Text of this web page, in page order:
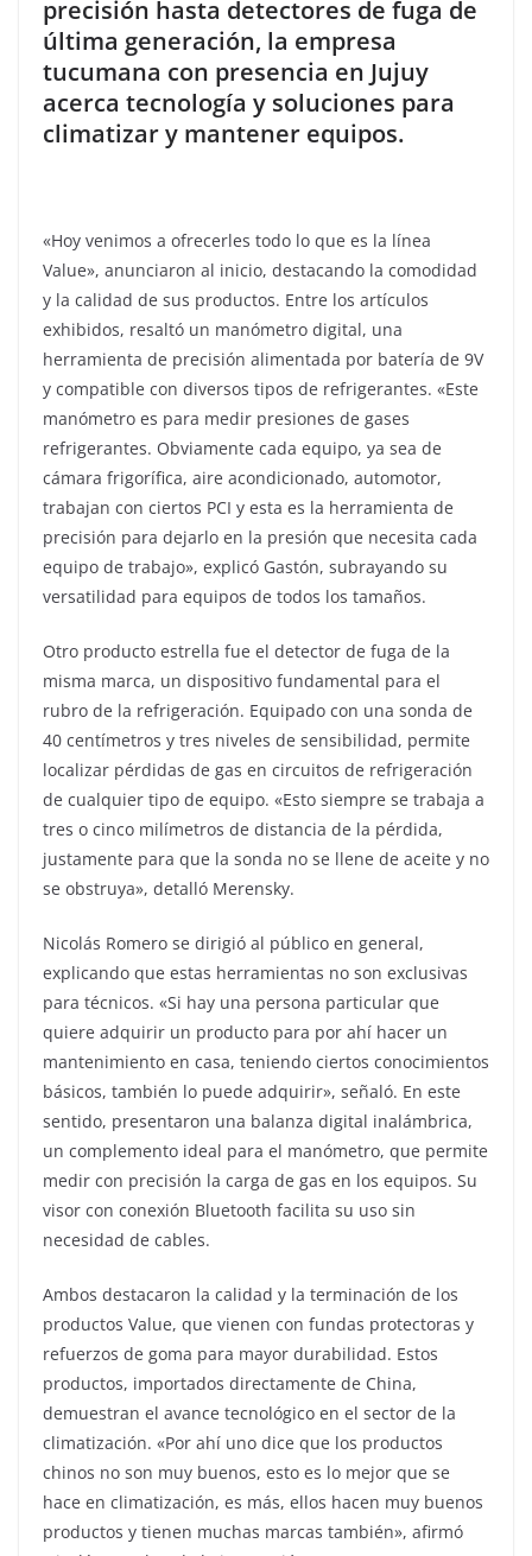
precisión hasta detectores de fuga de
última generación, la empresa
tucumana con presencia en Jujuy
acerca tecnología y soluciones para
climatizar y mantener equipos.
«Hoy venimos a ofrecerles todo lo que es la línea
Value», anunciaron al inicio, destacando la comodidad
y la calidad de sus productos. Entre los artículos
exhibidos, resaltó un manómetro digital, una
herramienta de precisión alimentada por batería de 9V
y compatible con diversos tipos de refrigerantes. «Este
manómetro es para medir presiones de gases
refrigerantes. Obviamente cada equipo, ya sea de
cámara frigorífica, aire acondicionado, automotor,
trabajan con ciertos PCI y esta es la herramienta de
precisión para dejarlo en la presión que necesita cada
equipo de trabajo», explicó Gastón, subrayando su
versatilidad para equipos de todos los tamaños.
Otro producto estrella fue el detector de fuga de la
misma marca, un dispositivo fundamental para el
rubro de la refrigeración. Equipado con una sonda de
40 centímetros y tres niveles de sensibilidad, permite
localizar pérdidas de gas en circuitos de refrigeración
de cualquier tipo de equipo. «Esto siempre se trabaja a
tres o cinco milímetros de distancia de la pérdida,
justamente para que la sonda no se llene de aceite y no
se obstruya», detalló Merensky.
Nicolás Romero se dirigió al público en general,
explicando que estas herramientas no son exclusivas
para técnicos. «Si hay una persona particular que
quiere adquirir un producto para por ahí hacer un
mantenimiento en casa, teniendo ciertos conocimientos
básicos, también lo puede adquirir», señaló. En este
sentido, presentaron una balanza digital inalámbrica,
un complemento ideal para el manómetro, que permite
medir con precisión la carga de gas en los equipos. Su
visor con conexión Bluetooth facilita su uso sin
necesidad de cables.
Ambos destacaron la calidad y la terminación de los
productos Value, que vienen con fundas protectoras y
refuerzos de goma para mayor durabilidad. Estos
productos, importados directamente de China,
demuestran el avance tecnológico en el sector de la
climatización. «Por ahí uno dice que los productos
chinos no son muy buenos, esto es lo mejor que se
hace en climatización, es más, ellos hacen muy buenos
productos y tienen muchas marcas también», afirmó